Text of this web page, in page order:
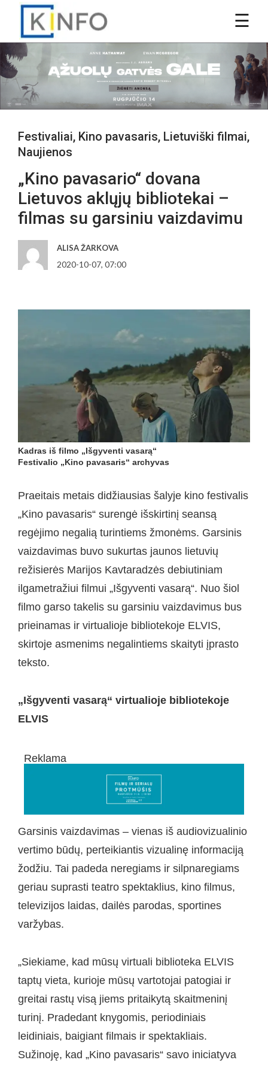
Festivaliai, Kino pavasaris, Lietuviški filmai,
Naujienos
„Kino pavasario“ dovana
Lietuvos aklųjų bibliotekai –
filmas su garsiniu vaizdavimu
ALISA ŽARKOVA
2020-10-07, 07:00
Kadras iš filmo „Išgyventi vasarą“
Festivalio „Kino pavasaris“ archyvas
Praeitais metais didžiausias šalyje kino festivalis
„Kino pavasaris“ surengė išskirtinį seansą
regėjimo negalią turintiems žmonėms. Garsinis
vaizdavimas buvo sukurtas jaunos lietuvių
režisierės Marijos Kavtaradzės debiutiniam
ilgametražiui filmui „Išgyventi vasarą“. Nuo šiol
filmo garso takelis su garsiniu vaizdavimus bus
prieinamas ir virtualioje bibliotekoje ELVIS,
skirtoje asmenims negalintiems skaityti įprasto
teksto.
„Išgyventi vasarą“ virtualioje bibliotekoje
ELVIS
Reklama
Garsinis vaizdavimas – vienas iš audiovizualinio
vertimo būdų, perteikiantis vizualinę informaciją
žodžiu. Tai padeda neregiams ir silpnaregiams
geriau suprasti teatro spektaklius, kino filmus,
televizijos laidas, dailės parodas, sportines
varžybas.
„Siekiame, kad mūsų virtuali biblioteka ELVIS
taptų vieta, kurioje mūsų vartotojai patogiai ir
greitai rastų visą jiems pritaikytą skaitmeninį
turinį. Pradedant knygomis, periodiniais
leidiniais, baigiant filmais ir spektakliais.
Sužinoję, kad „Kino pavasaris“ savo iniciatyva